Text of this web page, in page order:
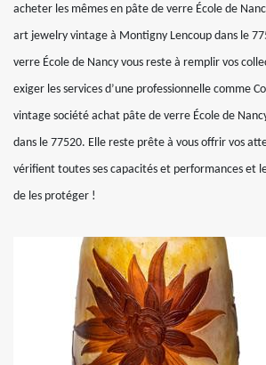
acheter les mêmes en pâte de verre École de
art jewelry vintage à Montigny Lencoup dans le
verre École de Nancy vous reste à remplir vos
exiger les services d’une professionnelle comme
vintage société achat pâte de verre École de
dans le 77520. Elle reste prête à vous offrir vos
vérifient toutes ses capacités et performances et
de les protéger !